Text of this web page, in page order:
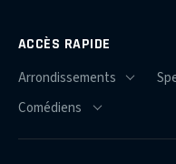
ACCÈS RAPIDE